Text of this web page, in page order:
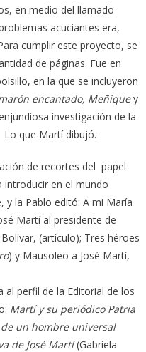
en medio del llamado
acuciantes era,
cumplir este proyecto, se
de páginas. Fue en
en la que se incluyeron
encantado, Meñiquey
investigación de la
que Martí dibujó.
de recortes del papel
introducir en el mundo
y la Pablo editó: A mi María
Martí al presidente de
(artículo); Tres héroes
) y Mausoleo a José Martí,
perfil de la Editorial de los
Martí y su periódico Patria
un hombre universal
de José Martí(Gabriela